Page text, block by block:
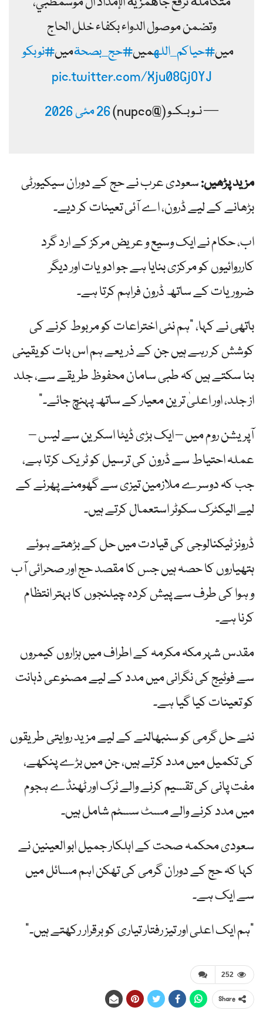
وتضمن موصول الدواء بكفاء خلل الحاج
میں#حیاكم_اللهمیں#حج_بصحةمیں#نوبکو
pic.twitter.com/Xju08GjOYJ
— نـوبـكـو (@nupco)
26 مئی 2026
مزید پڑھیں:سعودی عرب نے حج کے دوران سیکیورٹی
بڑھانے کے لیے ڈرون، اے آئی تعینات کر دیے۔
اب، حکام نے ایک وسیع و عریض مرکز کے ارد گرد
کارروائیوں کو مرکزی بنایا ہے جو ادویات اور دیگر
ضروریات کے ساتھ ڈرون فراہم کرتا ہے۔
باتھی نے کہا، "ہم نئی اختراعات کو مربوط کرنے کی
کوشش کر رہے ہیں جن کے ذریعے ہم اس بات کو یقینی
بنا سکتے ہیں کہ طبی سامان محفوظ طریقے سے، جلد
از جلد، اور اعلیٰ ترین معیار کے ساتھ پہنچ جائے۔”
آپریشن روم میں – ایک بڑی ڈیٹا اسکرین سے لیس –
عملہ احتیاط سے ڈرون کی ترسیل کو ٹریک کرتا ہے،
جب کہ دوسرے ملازمین تیزی سے گھومنے پھرنے کے
لیے الیکٹرک سکوٹر استعمال کرتے ہیں۔
ڈرونز ٹیکنالوجی کی قیادت میں حل کے بڑھتے ہوئے
ہتھیاروں کا حصہ ہیں جس کا مقصد حج اور صحرائی آب
و ہوا کی طرف سے پیش کردہ چیلنجوں کا بہتر انتظام
کرنا ہے۔
مقدس شہر مکہ مکرمہ کے اطراف میں ہزاروں کیمروں
سے فوٹیج کی نگرانی میں مدد کے لیے مصنوعی ذہانت
کو تعینات کیا گیا ہے۔
نئے حل گرمی کو سنبھالنے کے لیے مزید روایتی طریقوں
کی تکمیل میں مدد کرتے ہیں، جن میں بڑے پنکھے،
مفت پانی کی تقسیم کرنے والے ٹرک اور ٹھنڈے ہجوم
میں مدد کرنے والے مسٹ سسٹم شامل ہیں۔
سعودی محکمہ صحت کے اہلکار جمیل ابو العینین نے
کہا کہ حج کے دوران گرمی کی تھکن اہم مسائل میں
سے ایک ہے۔
"ہم ایک اعلی اور تیز رفتار تیاری کو برقرار رکھتے ہیں۔”
252
Share